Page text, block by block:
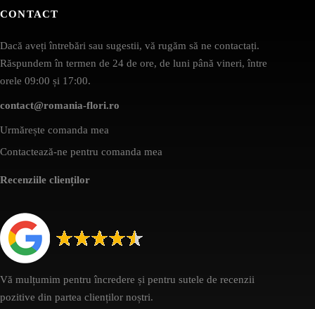
CONTACT
Dacă aveți întrebări sau sugestii, vă rugăm să ne contactați.
Răspundem în termen de 24 de ore, de luni până vineri, între
orele 09:00 și 17:00.
contact@romania-flori.ro
Urmărește comanda mea
Contactează-ne pentru comanda mea
Recenziile clienților
Vă mulțumim pentru încredere și pentru sutele de recenzii
pozitive din partea clienților noștri.